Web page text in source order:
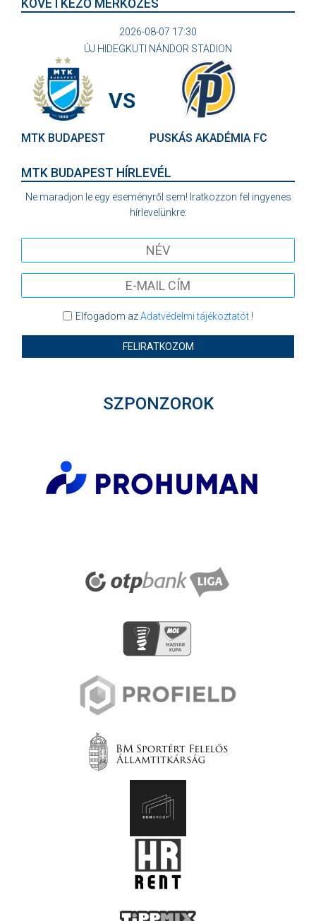
KÖVETKEZŐ MÉRKŐZÉS
2026-08-07 17:30
ÚJ HIDEGKUTI NÁNDOR STADION
MTK BUDAPEST
VS
PUSKÁS AKADÉMIA FC
MTK BUDAPEST HÍRLEVÉL
Ne maradjon le egy eseményről sem! Iratkozzon fel ingyenes
hírlevelünkre:
Elfogadom azAdatvédelmi tájékoztatót!
FELIRATKOZOM
SZPONZOROK